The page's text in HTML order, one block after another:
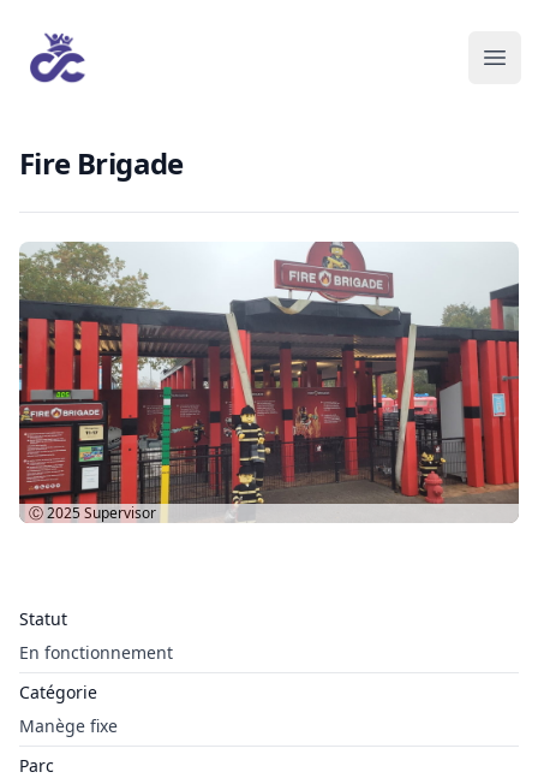
Fire Brigade
Statut
En fonctionnement
Catégorie
Manège fixe
Parc
Ⓒ 2025Supervisor